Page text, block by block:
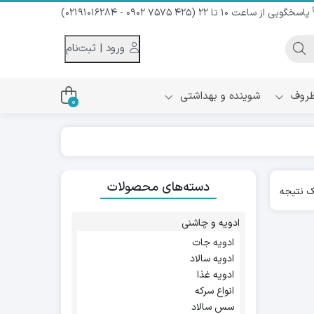
پاسخگویی از ساعت 10 تا 22 (425 7575 0902 - 02191016284)
سرد
شوینده و بهداشتی 0
نتیجه دسته‌های محصولات
ادویه و چاشنی
ادویه جات
ادویه سالاد
ادویه غذا
انواع سرکه
سس سالاد